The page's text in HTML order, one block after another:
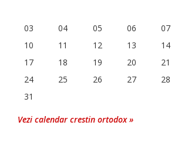
03
04 05 06 07
10
11 12 13 14
17
18 19 20 21
24
25 26 27 28
31
Vezi calendar crestin ortodox »